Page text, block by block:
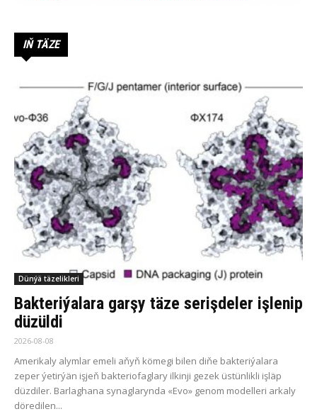
IŇ TÄZE
Dünýä täzelikleri
Bakteriýalara garşy täze serişdeler işlenip
düzüldi
2026-08-08
Amerikaly alymlar emeli aňyň kömegi bilen diňe bakteriýalara
zeper ýetirýän işjeň bakteriofaglary ilkinji gezek üstünlikli işläp
düzdiler. Barlaghana synaglarynda «Evo» genom modelleri arkaly
döredilen...